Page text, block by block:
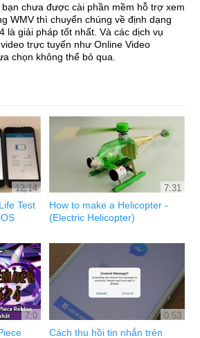
chưa được cài phần mềm hỗ trợ xem
WMV thì chuyển chúng về định dạng
là giải pháp tốt nhất. Và các dịch vụ
trực tuyến như Online Video
chọn không thể bỏ qua.
12:14
Test
7:31
How to make a Helicopter -
(Electric Helicopter)
7:0 0:53
Cách thu hồi tin nhắn trên